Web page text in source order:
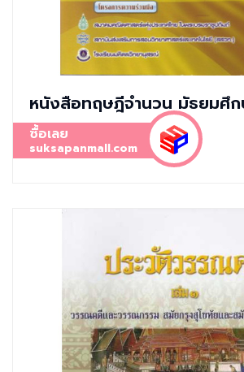
หนังสือทฤษฎีจำนวน มัธยมศึ
ซื้อเลย
suksapanmall.com